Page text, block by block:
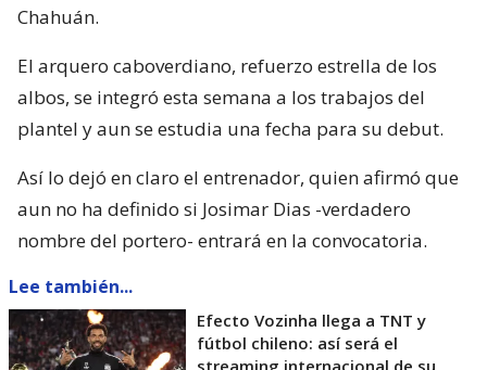
Chahuán.
El arquero caboverdiano, refuerzo estrella de los
albos, se integró esta semana a los trabajos del
plantel y aun se estudia una fecha para su debut.
Así lo dejó en claro el entrenador, quien afirmó que
aun no ha definido si Josimar Dias -verdadero
nombre del portero- entrará en la convocatoria.
Lee también...
Efecto Vozinha llega a TNT y
fútbol chileno: así será el
streaming internacional de su